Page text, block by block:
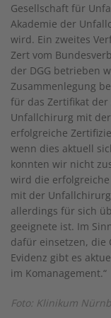
Gesellschaft für
Akademie der
wird. Ein zweites
Zert vom
der DGG betrieben
Zusammenlegung
für das Zertifikat der
Unfallchirurg mit
erfolgreiche
wenn dies aktuell
konnten wir nicht
wird die
mit der
allerdings für sich
geeignete ist. Im
dafür einsetzen, die
Evidenz gibt es
im Komanagement.“
Foto: Klinikum